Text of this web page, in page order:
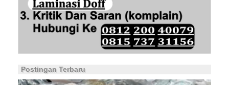
Postingan Terbaru